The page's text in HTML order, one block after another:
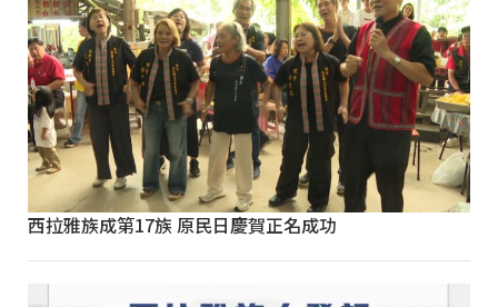
西拉雅族成第17族 原民日慶賀正名成功